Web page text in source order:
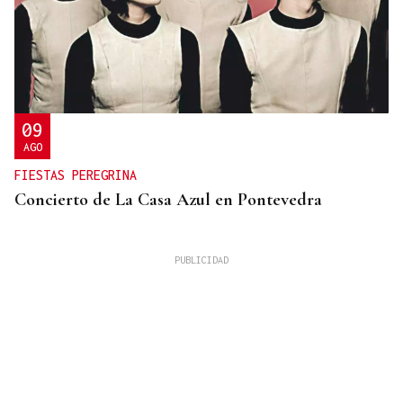
09
AGO
FIESTAS PEREGRINA
Concierto de La Casa Azul en Pontevedra